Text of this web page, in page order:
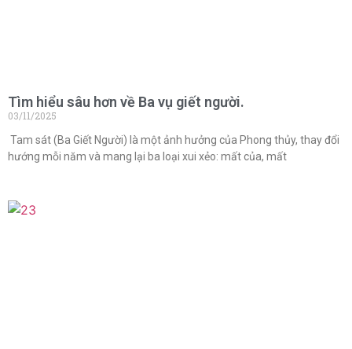
Tìm hiểu sâu hơn về Ba vụ giết người.
03/11/2025
Tam sát (Ba Giết Người) là một ảnh hưởng của Phong thủy, thay đổi
hướng mỗi năm và mang lại ba loại xui xẻo: mất của, mất